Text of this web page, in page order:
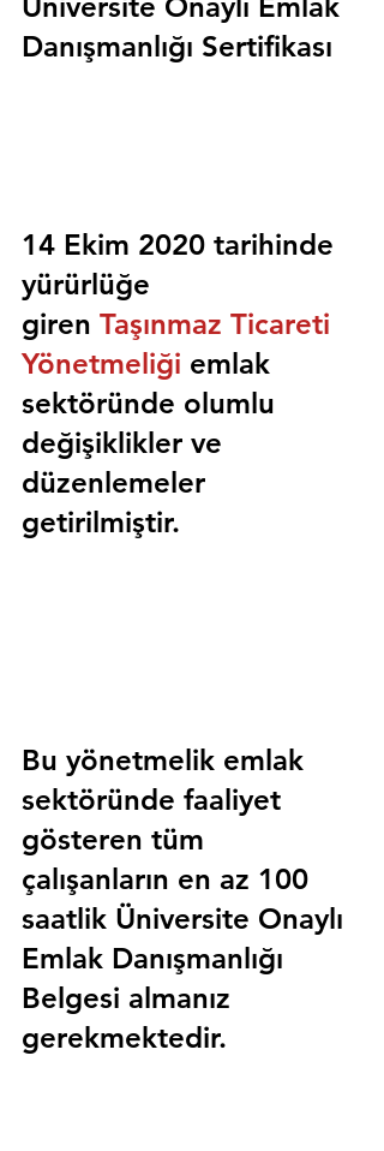
Danışmanlığı Sertifikası
14 Ekim 2020 tarihinde
yürürlüğe
giren Taşınmaz Ticareti
Yönetmeliği emlak
sektöründe olumlu
değişiklikler ve
düzenlemeler
getirilmiştir.
Bu yönetmelik emlak
sektöründe faaliyet
gösteren tüm
çalışanların en az 100
saatlik Üniversite Onaylı
Emlak Danışmanlığı
Belgesi almanız
gerekmektedir.